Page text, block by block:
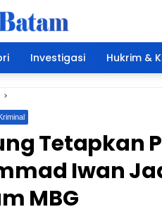
Investigasi Hukrim &
Tetapkan
Iwan
MBG